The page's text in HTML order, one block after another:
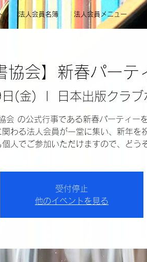
法人会員名簿 法人会員メニュー
協会】新春パー
(金) 日本出版クラブ
会 の公式行事である新春パーティー
わる法人会員が一堂に集い、新年を
人でご参加いただけますので、どう
受付停止
他のイベントを見る